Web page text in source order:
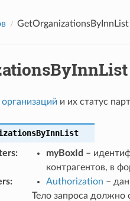
GetOrganizationsByInnList
организаций и их статус
: myBoxId –
контрагентов, в
: Authorization –
Тело запроса должно